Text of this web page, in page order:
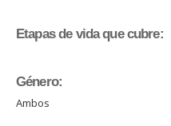
Etapas de vida que cubre:
Género:
Ambos